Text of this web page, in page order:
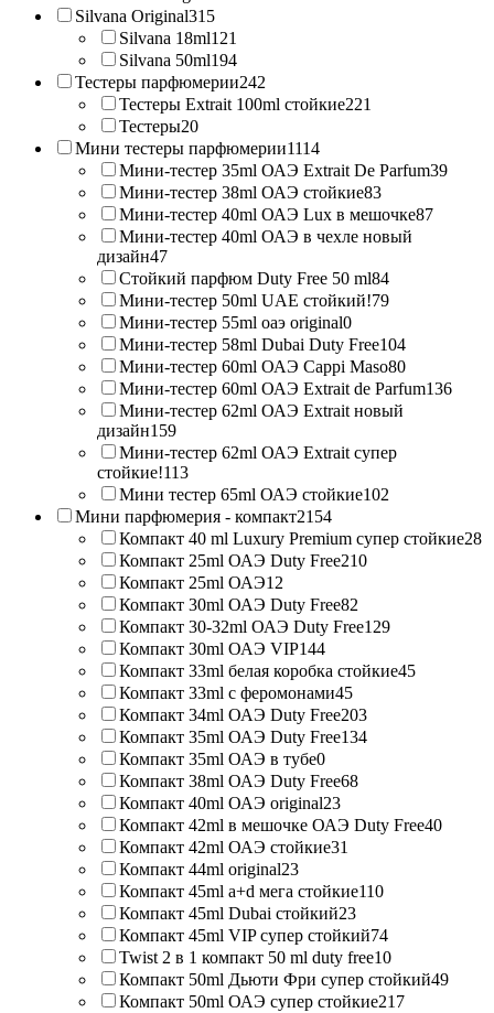
Silvana Original315
Silvana 18ml121
Silvana 50ml194
Тестеры парфюмерии242
Тестеры Extrait 100ml стойкие221
Тестеры20
Мини тестеры парфюмерии1114
Мини-тестер 35ml ОАЭ Extrait De Parfum39
Мини-тестер 38ml ОАЭ стойкие83
Мини-тестер 40ml ОАЭ Lux в мешочке87
Мини-тестер 40ml ОАЭ в чехле новый
дизайн47
Стойкий парфюм Duty Free 50 ml84
Мини-тестер 50ml UAE стойкий!79
Мини-тестер 55ml оаэ original0
Мини-тестер 58ml Dubai Duty Free104
Мини-тестер 60ml ОАЭ Cappi Maso80
Мини-тестер 60ml ОАЭ Extrait de Parfum136
Мини-тестер 62ml ОАЭ Extrait новый
дизайн159
Мини-тестер 62ml ОАЭ Extrait супер
стойкие!113
Мини тестер 65ml ОАЭ стойкие102
Мини парфюмерия - компакт2154
Компакт 40 ml Luxury Premium супер стойкие28
Компакт 25ml ОАЭ Duty Free210
Компакт 25ml ОАЭ12
Компакт 30ml ОАЭ Duty Free82
Компакт 30-32ml ОАЭ Duty Free129
Компакт 30ml ОАЭ VIP144
Компакт 33ml белая коробка стойкие45
Компакт 33ml с феромонами45
Компакт 34ml ОАЭ Duty Free203
Компакт 35ml ОАЭ Duty Free134
Компакт 35ml ОАЭ в тубе0
Компакт 38ml ОАЭ Duty Free68
Компакт 40ml ОАЭ original23
Компакт 42ml в мешочке ОАЭ Duty Free40
Компакт 42ml ОАЭ стойкие31
Компакт 44ml original23
Компакт 45ml a+d мега стойкие110
Компакт 45ml Dubai стойкий23
Компакт 45ml VIP супер стойкий74
Twist 2 в 1 компакт 50 ml duty free10
Компакт 50ml Дьюти Фри супер стойкий49
Компакт 50ml ОАЭ супер стойкие217